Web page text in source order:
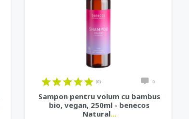
(0) 0
Sampon pentru volum cu bambus
bio, vegan, 250ml - benecos
Natural...